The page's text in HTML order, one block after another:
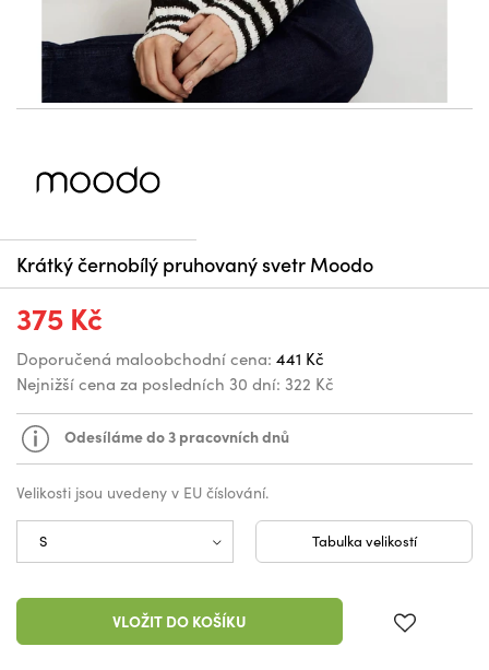
Krátký černobílý pruhovaný svetr Moodo
375 Kč
Doporučená maloobchodní cena: 441 Kč
Nejnižší cena za posledních 30 dní: 322 Kč
Odesíláme do 3 pracovních dnů
Velikosti jsou uvedeny v EU číslování.
Tabulka velikostí
VLOŽIT DO KOŠÍKU